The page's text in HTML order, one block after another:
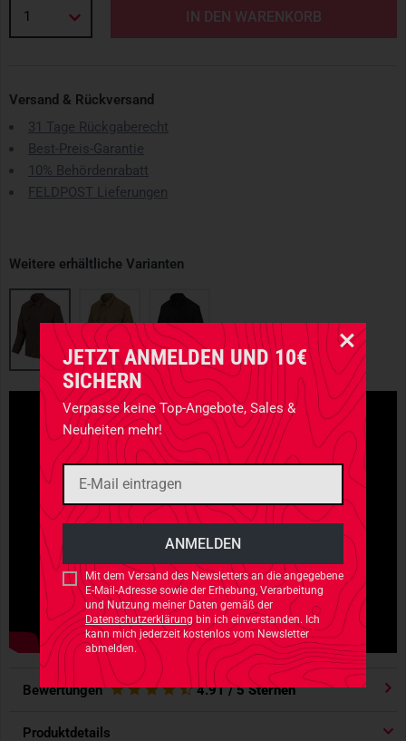
JETZT ANMELDEN UND 10€
SICHERN
Verpasse keine Top-Angebote, Sales &
Neuheiten mehr!
Mit dem Versand des Newsletters an die angegebene
E-Mail-Adresse sowie der Erhebung, Verarbeitung
und Nutzung meiner Daten gemäß der
Datenschutzerklärungbin ich einverstanden. Ich
kann mich jederzeit kostenlos vom Newsletter
abmelden.
1 IN DEN WARENKORB
Versand & Rückversand
31 Tage Rückgaberecht
Best-Preis-Garantie
10% Behördenrabatt
FELDPOST Lieferungen
Weitere erhältliche Varianten
Bewertungen 4.91/ 5 Sternen
Produktdetails